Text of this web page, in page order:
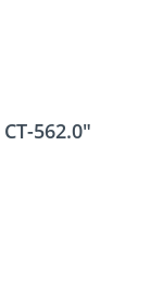
562.0"